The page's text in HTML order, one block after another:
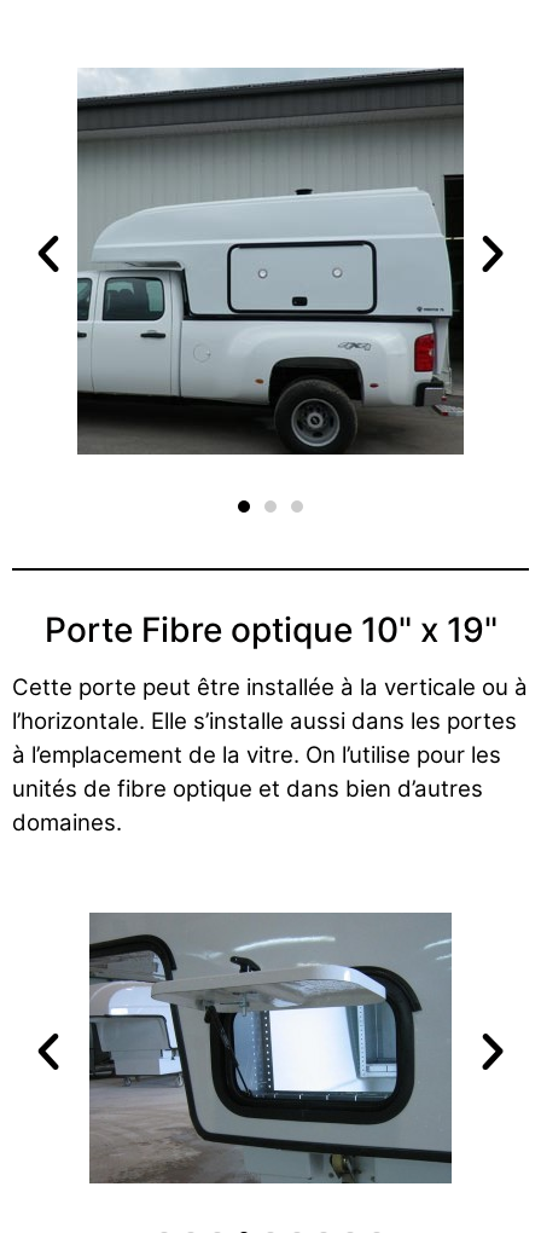
Porte Fibre optique 10" x 19"
Cette porte peut être installée à la verticale ou à
l’horizontale. Elle s’installe aussi dans les portes
à l’emplacement de la vitre. On l’utilise pour les
unités de fibre optique et dans bien d’autres
domaines.